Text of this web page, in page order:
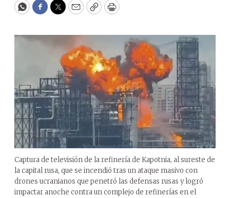
WhatsApp
Facebook
Twitter
EmailCopyPrint
Captura de televisión de la refinería de Kapotnia, al sureste de
la capital rusa, que se incendió tras un ataque masivo con
drones ucranianos que penetró las defensas rusas y logró
impactar anoche contra un complejo de refinerías en el